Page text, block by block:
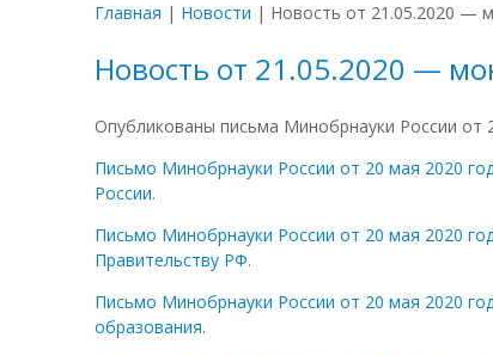
Главная | Новости | Новость от 21.05.2020 —
Новость от 21.05.2020 —
Опубликованы письма Минобрнауки России от
Письмо Минобрнауки России от 20 мая 2020
России.
Письмо Минобрнауки России от 20 мая 2020
Правительству РФ.
Письмо Минобрнауки России от 20 мая 2020
образования.